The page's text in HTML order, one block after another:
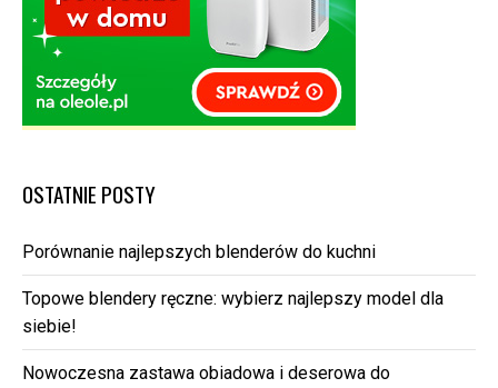
OSTATNIE POSTY
Porównanie najlepszych blenderów do kuchni
Topowe blendery ręczne: wybierz najlepszy model dla
siebie!
Nowoczesna zastawa obiadowa i deserowa do